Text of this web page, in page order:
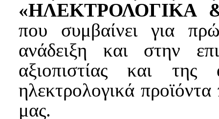
«ΗΛΕΚΤΡΟΛΟΓΙΚΑ
που συμβαίνει για
ανάδειξη και στην
αξιοπιστίας και
ηλεκτρολογικά
μας.